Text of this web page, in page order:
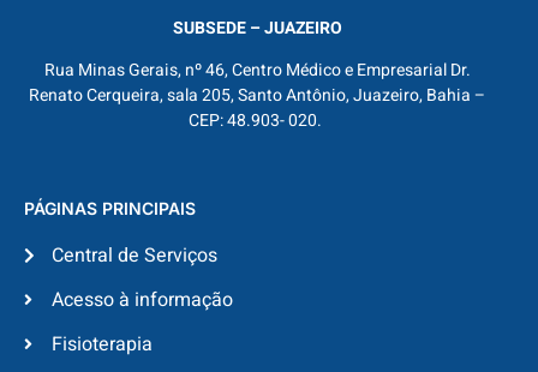
SUBSEDE – JUAZEIRO
Rua Minas Gerais, nº 46, Centro Médico e Empresarial Dr.
Renato Cerqueira, sala 205, Santo Antônio, Juazeiro, Bahia –
CEP: 48.903- 020.
PÁGINAS PRINCIPAIS
Central de Serviços
Acesso à informação
Fisioterapia